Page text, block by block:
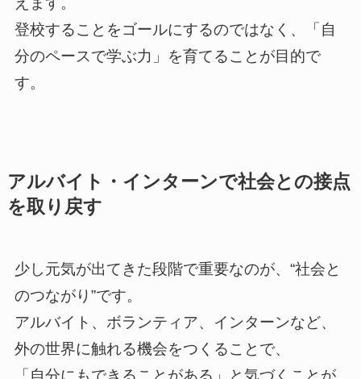
登校することをゴールにするのではなく、「自
分のペースで学ぶ力」を育てることが目的で
す。
アルバイト・インターンで社会との接点
を取り戻す
少し元気が出てきた段階で重要なのが、“社会と
のつながり”です。
アルバイト、ボランティア、インターンなど、
外の世界に触れる機会をつくることで、
「自分にもできることがある」と気づくことが